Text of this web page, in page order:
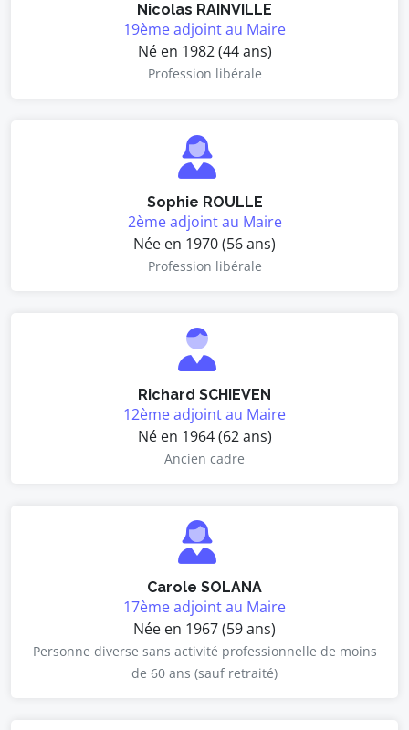
Nicolas RAINVILLE
19ème adjoint au Maire
Né en 1982 (44 ans)
Profession libérale
Sophie ROULLE
2ème adjoint au Maire
Née en 1970 (56 ans)
Profession libérale
Richard SCHIEVEN
12ème adjoint au Maire
Né en 1964 (62 ans)
Ancien cadre
Carole SOLANA
17ème adjoint au Maire
Née en 1967 (59 ans)
Personne diverse sans activité professionnelle de moins
de 60 ans (sauf retraité)